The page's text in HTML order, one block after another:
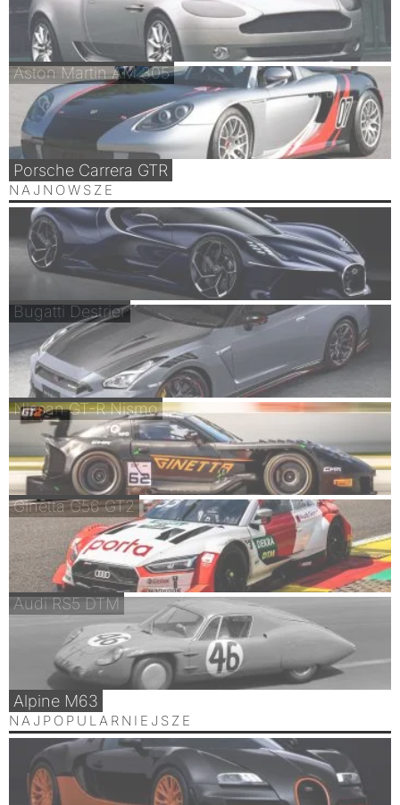
Aston Martin AM 305
Porsche Carrera GTR
NAJNOWSZE
Bugatti Destrier
Nissan GT-R Nismo
Ginetta G56 GT2
Audi RS5 DTM
Alpine M63
NAJPOPULARNIEJSZE